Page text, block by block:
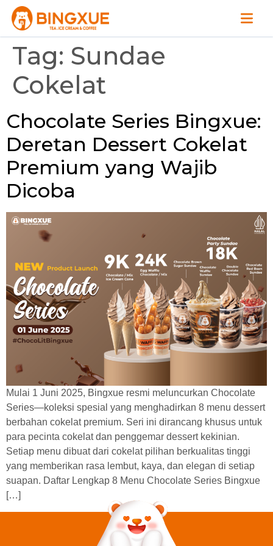
Tag: Sundae
Cokelat
Chocolate Series Bingxue:
Deretan Dessert Cokelat
Premium yang Wajib
Dicoba
Mulai 1 Juni 2025, Bingxue resmi meluncurkan Chocolate
Series—koleksi spesial yang menghadirkan 8 menu dessert
berbahan cokelat premium. Seri ini dirancang khusus untuk
para pecinta cokelat dan penggemar dessert kekinian.
Setiap menu dibuat dari cokelat pilihan berkualitas tinggi
yang memberikan rasa lembut, kaya, dan elegan di setiap
suapan. Daftar Lengkap 8 Menu Chocolate Series Bingxue
[…]